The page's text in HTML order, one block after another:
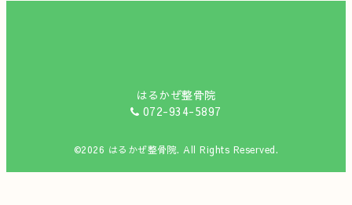
はるかぜ整骨院
072-934-5897
©2026 はるかぜ整骨院. All Rights Reserved.